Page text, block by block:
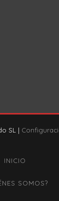
SL |
INICIO
SOMOS?